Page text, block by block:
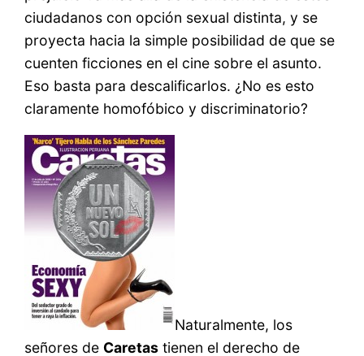
ciudadanos con opción sexual distinta, y se
proyecta hacia la simple posibilidad de que se
cuenten ficciones en el cine sobre el asunto.
Eso basta para descalificarlos. ¿No es esto
claramente homofóbico y discriminatorio?
Naturalmente, los
señores de Caretas tienen el derecho de